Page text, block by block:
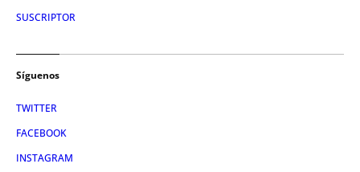
SUSCRIPTOR
Síguenos
TWITTER
FACEBOOK
INSTAGRAM